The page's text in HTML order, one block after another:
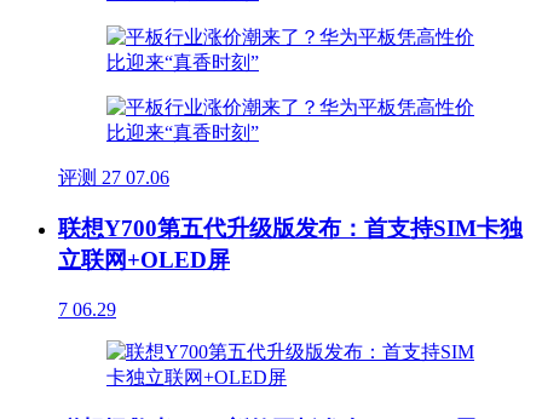
评测 27 07.06
联想Y700第五代升级版发布：首支持SIM卡独
立联网+OLED屏
7 06.29